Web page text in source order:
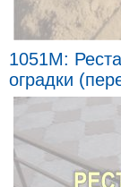
1051M:
оградки